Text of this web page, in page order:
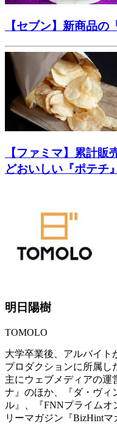
【セブン】新商品
【ファミマ】累計
どおいしい『ポテチ
明日陽樹
TOMOLO
大学卒業後、アルバイト
プロダクションに所属し
主にウェブメディアの運
ナ』のほか、『ダ・ヴィ
ル』、『FNNプライム
リーマガジン『BizHintマ